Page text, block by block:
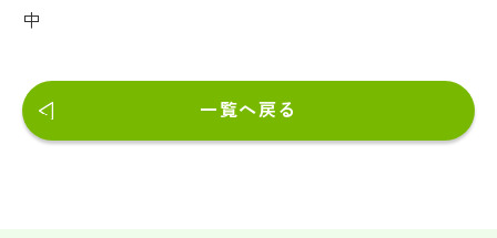
中
一覧へ戻る